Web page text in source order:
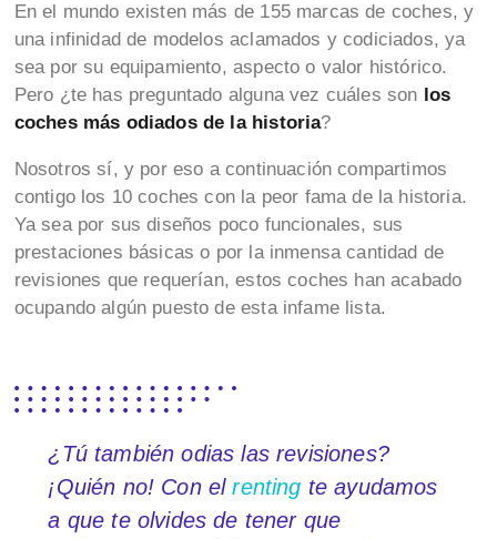
En el mundo existen más de 155 marcas de coches, y
una infinidad de modelos aclamados y codiciados, ya
sea por su equipamiento, aspecto o valor histórico.
Pero ¿te has preguntado alguna vez cuáles son los
coches más odiados de la historia?
Nosotros sí, y por eso a continuación compartimos
contigo los 10 coches con la peor fama de la historia.
Ya sea por sus diseños poco funcionales, sus
prestaciones básicas o por la inmensa cantidad de
revisiones que requerían, estos coches han acabado
ocupando algún puesto de esta infame lista.
¿Tú también odias las revisiones?
¡Quién no! Con elrenting te ayudamos
a que te olvides de tener que